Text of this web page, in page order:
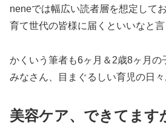
neneでは幅広い読者層を想定して
育て世代の皆様に届くといいなと言
かくいう筆者も6ヶ月＆2歳8ヶ月の
みなさん、目まぐるしい育児の日
美容ケア、できてます